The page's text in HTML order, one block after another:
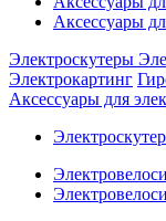
Аксессуары
Электроскутеры
Электрокартинг
Аксессуары для